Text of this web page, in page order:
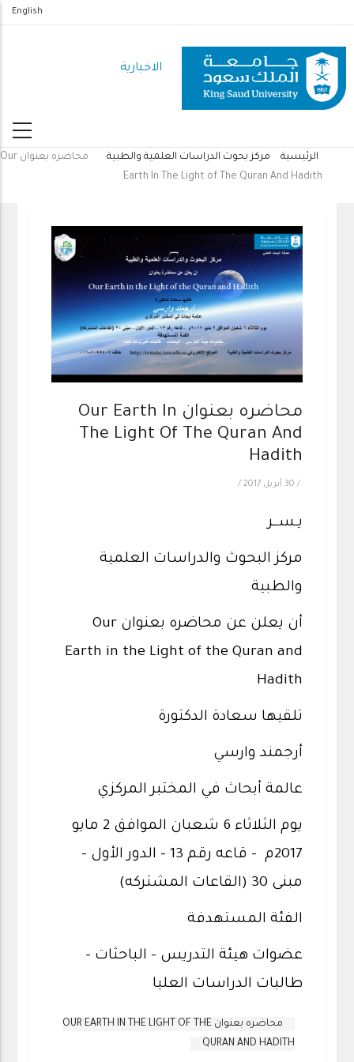
المحتوى
الرئيسي
English
الاخبارية
مسار
الرئيسية مركز بحوث الدراسات العلمية والطبية
محاضره بعنوان Our
Earth In The Light of The Quran And Hadith
محاضره بعنوان Our Earth In
The Light Of The Quran And
Hadith
/ 30 أبريل 2017 /
يـســر
مركز البحوث والدراسات العلمية
والطبية
أن يعلن عن محاضره بعنوان Our
Earth in the Light of the Quran and
Hadith
تلقيها سعادة الدكتورة
أرجمند وارسي
عالمة أبحاث في المختبر المركزي
يوم الثلاثاء 6 شعبان الموافق 2 مايو
2017م – قاعه رقم 13 – الدور الأول –
مبنى 30 (القاعات المشتركه)
الفئة المستهدفة
عضوات هيئة التدريس – الباحثات –
طالبات الدراسات العليا
محاضره بعنوان OUR EARTH IN THE LIGHT OF THE
QURAN AND HADITH